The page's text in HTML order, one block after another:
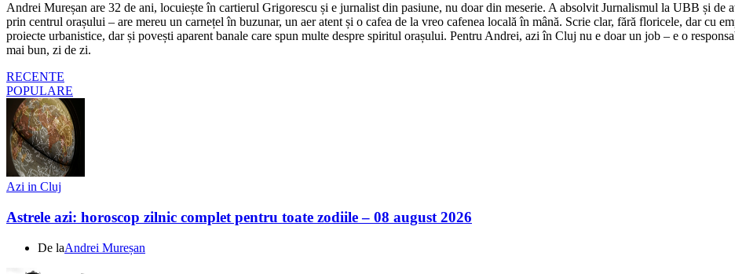
Andrei Mureșan are 32 de ani, locuiește în cartierul Grigorescu și e jurnalist din pasiune, nu doar din meserie. A absolvit Jurnalismul la UBB și
prin centrul orașului – are mereu un carnețel în buzunar, un aer atent și o cafea de la vreo cafenea locală în mână. Scrie clar, fără floricele, dar cu
proiecte urbanistice, dar și povești aparent banale care spun multe despre spiritul orașului. Pentru Andrei, azi în Cluj nu e doar un job – e o
mai bun, zi de zi.
RECENTE
POPULARE
Azi in Cluj
Astrele azi: horoscop zilnic complet pentru toate zodiile – 08 august 2026
De laAndrei Mureșan